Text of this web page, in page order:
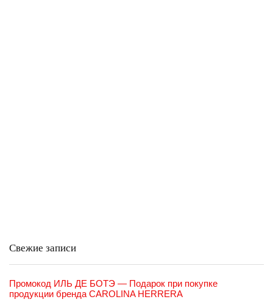
Свежие записи
Промокод ИЛЬ ДЕ БОТЭ — Подарок при покупке
продукции бренда CAROLINA HERRERA